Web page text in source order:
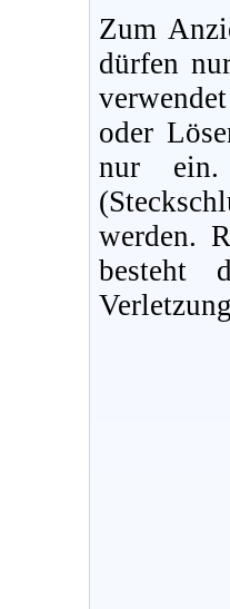
Zum
dürfen
oder
nur ein.
werden.
besteht